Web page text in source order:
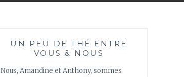
UN PEU DE THÉ ENTRE
VOUS & NOUS
Nous, Amandine et Anthony, sommes